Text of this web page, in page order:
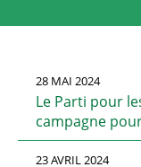
28 MAI 2024
Le Parti pour
campagne
23 AVRIL 2024